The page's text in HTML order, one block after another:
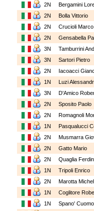
2N
Bergamini
2N
Bolla Vittorio
2N
Crucioli
2N
Gensabella
3N
Tamburrini
3N
Sartori Pietro
2N
Iacoacci
1N
Luzi
3N
D'Amico
2N
Sposito Paolo
2N
Romagnoli
1N
Pasqualucci
2N
Musmarra
2N
Gatto Mario
2N
Quaglia
1N
Tripoli Enrico
2N
Marotta
1N
Coglitore
1N
Spano'